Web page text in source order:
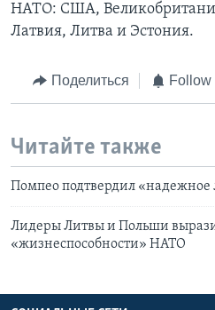
НАТО: США,
Латвия, Литва и Эстония.
Поделиться Follow
Читайте также
Помпео подтвердил
Лидеры Литвы и Польши
«жизнеспособности» НАТО